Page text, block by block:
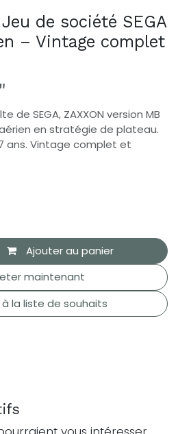
de société SEGA
– Vintage complet
de SEGA, ZAXXON version MB
en stratégie de plateau.
ans. Vintage complet et
Ajouter au panier
maintenant
la liste de souhaits